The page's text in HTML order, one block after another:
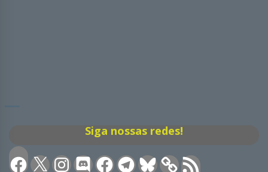
Siga nossas redes!
Facebook
X Instagram
DiscordFacebookTelegramBluesky Feed
RSS